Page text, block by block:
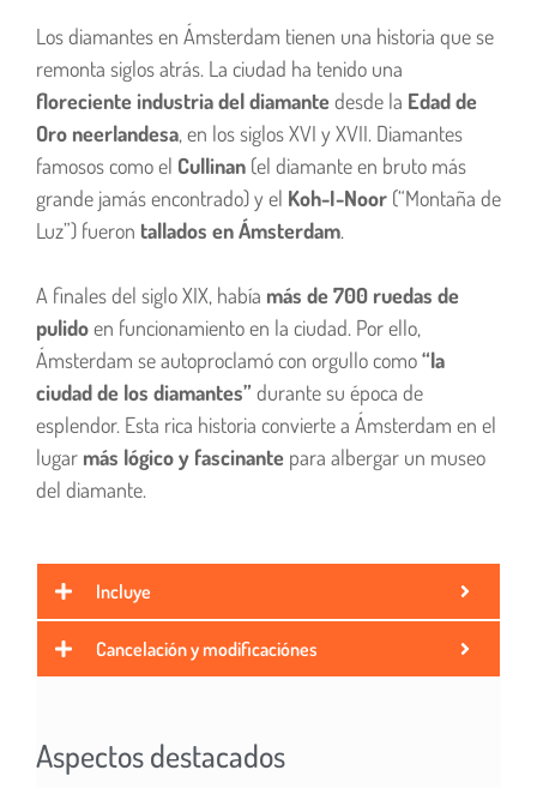
Los diamantes en Ámsterdam tienen una historia que se
remonta siglos atrás. La ciudad ha tenido una
floreciente industria del diamantedesde la Edad de
Oro neerlandesa, en los siglos XVI y XVII. Diamantes
famosos como el Cullinan (el diamante en bruto más
grande jamás encontrado) y el Koh-I-Noor (“Montaña de
Luz”) fueron tallados en Ámsterdam.
A finales del siglo XIX, había más de 700 ruedas de
pulidoen funcionamiento en la ciudad. Por ello,
Ámsterdam se autoproclamó con orgullo como“la
ciudad de los diamantes”durante su época de
esplendor. Esta rica historia convierte a Ámsterdam en el
lugar más lógico y fascinante para albergar un museo
del diamante.
Incluye
Cancelación y modificaciónes
Aspectos destacados